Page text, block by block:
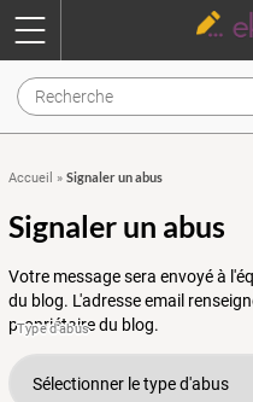
Accueil » Signaler un abus
Signaler un abus
Votre message sera envoyé à
du blog. L'adresse email
propriétaire du blog.